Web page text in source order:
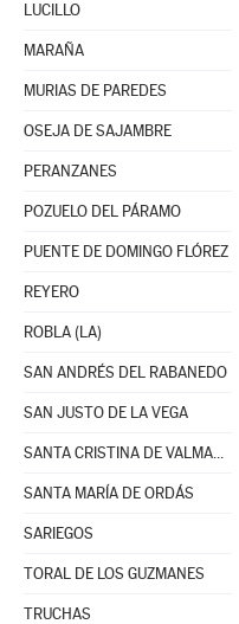
LUCILLO
MARAÑA
MURIAS DE PAREDES
OSEJA DE SAJAMBRE
PERANZANES
POZUELO DEL PÁRAMO
PUENTE DE DOMINGO FLÓREZ
REYERO
ROBLA (LA)
SAN ANDRÉS DEL RABANEDO
SAN JUSTO DE LA VEGA
SANTA CRISTINA DE VALMADRIGAL
SANTA MARÍA DE ORDÁS
SARIEGOS
TORAL DE LOS GUZMANES
TRUCHAS